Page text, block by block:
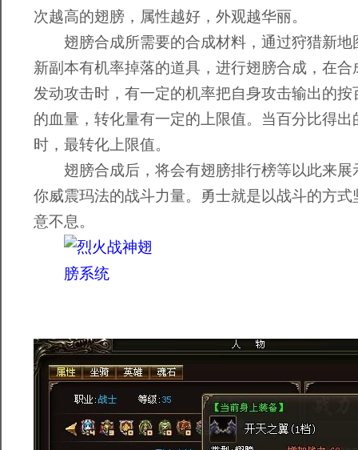
次越高的翅膀，属性越好，外观越华丽。
翅膀合成所需要的合成材料，通过狩猎新地
新副本有机率掉落的道具，进行翅膀合成，在
发动攻击时，有一定的机率把自身攻击输出的
的血量，转化量有一定的上限值。当百分比得
时，最转化上限值。
翅膀合成后，将会有翅膀排行榜等以此来展
你威震玛法的战斗力量。勇士就是以战斗的方式
意不息。